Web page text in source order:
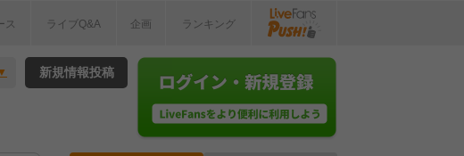
ス ライブQ&A 企画 ランキング
新規情報投稿